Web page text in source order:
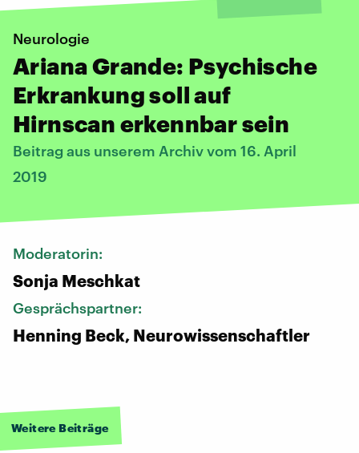
Neurologie
Ariana Grande: Psychische
Erkrankung soll auf
Hirnscan erkennbar sein
Beitrag aus unserem Archiv vom 16. April
2019
Moderatorin:
Sonja Meschkat
Gesprächspartner:
Henning Beck, Neurowissenschaftler
Weitere Beiträge